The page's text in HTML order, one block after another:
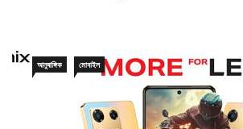
আনুষাঙ্গিক মোবাইল